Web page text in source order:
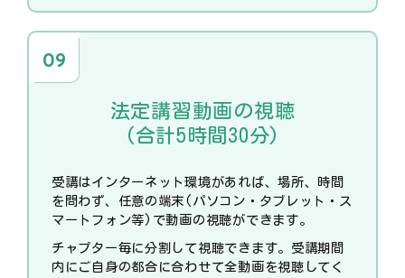
法定講習動画の視聴
(合計5時間30分)
受講はインターネット環境があれば、場所、時間
を問わず、任意の端末(パソコン・タブレット・ス
マートフォン等)で動画の視聴ができます。
チャプター毎に分割して視聴できます。受講期間
内にご自身の都合に合わせて全動画を視聴してく